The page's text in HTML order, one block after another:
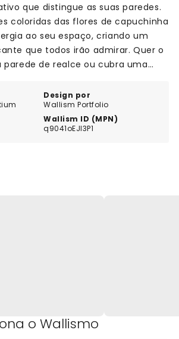
Design por
Wallism Portfolio
Wallism ID (MPN)
q9041oEJl3P1
que distingue as suas paredes.
coloridas das flores de capuchinha
ao seu espaço, criando um
que todos irão admirar. Quer o
de realce ou cubra uma
quem deseja um toque de arte
casa ou espaço de trabalho.
o Wallismo